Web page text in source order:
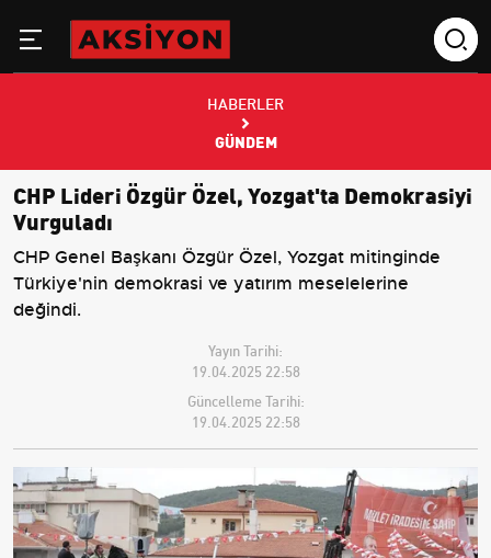
HABERLER
GÜNDEM
CHP Lideri Özgür Özel, Yozgat'ta Demokrasiyi
Vurguladı
CHP Genel Başkanı Özgür Özel, Yozgat mitinginde
Türkiye'nin demokrasi ve yatırım meselelerine
değindi.
Yayın Tarihi:
19.04.2025 22:58
Güncelleme Tarihi:
19.04.2025 22:58